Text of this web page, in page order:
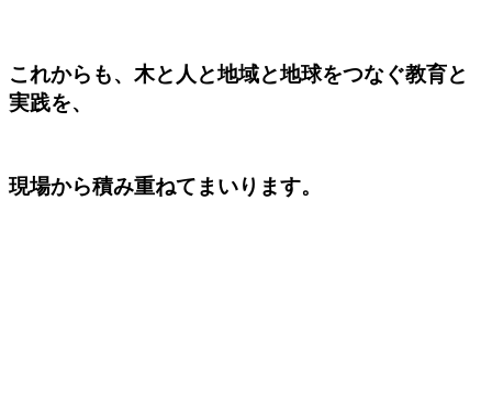
これからも、木と人と地域と地球をつなぐ教育と
実践を、
現場から積み重ねてまいります。